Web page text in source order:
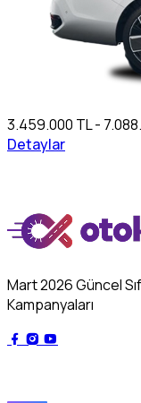
3.459.000 TL -
Detaylar
Mart 2026 Güncel
Kampanyaları